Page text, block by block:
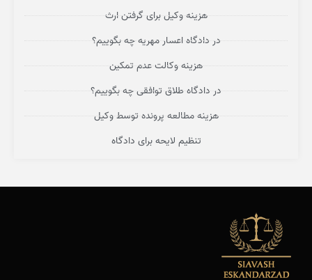
هزینه وکیل برای گرفتن ارث
در دادگاه اعسار مهریه چه بگوییم؟
هزینه وکالت عدم تمکین
در دادگاه طلاق توافقی چه بگوییم؟
هزینه مطالعه پرونده توسط وکیل
تنظیم لایحه برای دادگاه